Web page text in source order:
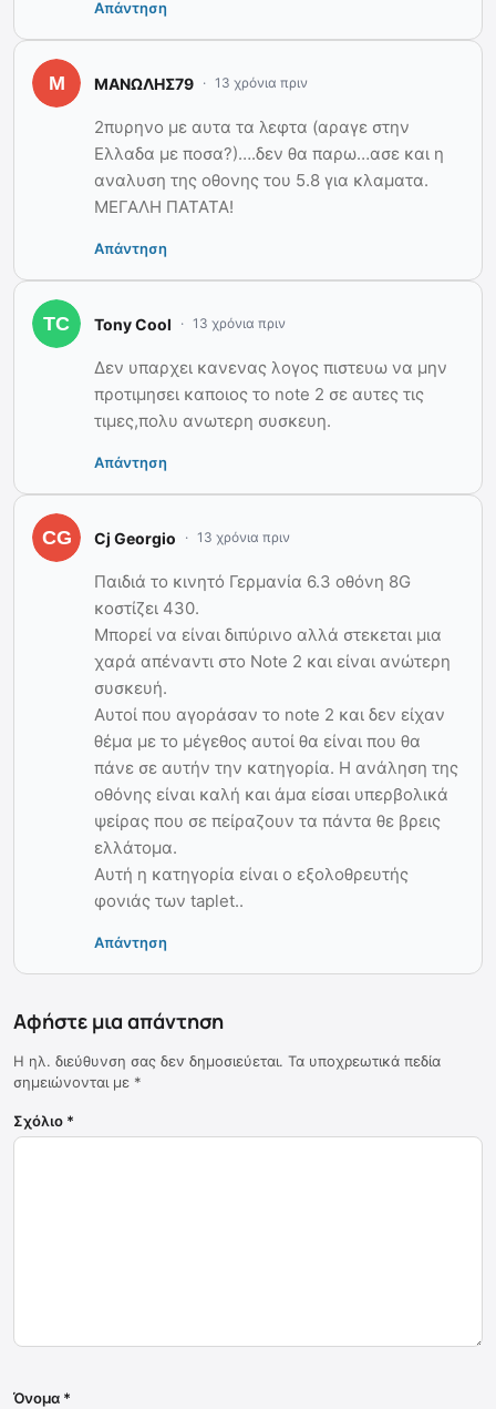
Απάντηση
ΜΑΝΩΛΗΣ79 13 χρόνια πριν
2πυρηνο με αυτα τα λεφτα (αραγε στην
Ελλαδα με ποσα?)….δεν θα παρω…ασε και η
αναλυση της οθονης του 5.8 για κλαματα.
ΜΕΓΑΛΗ ΠΑΤΑΤΑ!
Απάντηση
Tony Cool 13 χρόνια πριν
Δεν υπαρχει κανενας λογος πιστευω να μην
προτιμησει καποιος το note 2 σε αυτες τις
τιμες,πολυ ανωτερη συσκευη.
Απάντηση
Cj Georgio 13 χρόνια πριν
Παιδιά το κινητό Γερμανία 6.3 οθόνη 8G
κοστίζει 430.
Μπορεί να είναι διπύρινο αλλά στεκεται μια
χαρά απέναντι στο Note 2 και είναι ανώτερη
συσκευή.
Αυτοί που αγοράσαν το note 2 και δεν είχαν
θέμα με το μέγεθος αυτοί θα είναι που θα
πάνε σε αυτήν την κατηγορία. Η ανάληση της
οθόνης είναι καλή και άμα είσαι υπερβολικά
ψείρας που σε πείραζουν τα πάντα θε βρεις
ελλάτομα.
Αυτή η κατηγορία είναι ο εξολοθρευτής
φονιάς των taplet..
Απάντηση
Αφήστε μια απάντηση
Η ηλ. διεύθυνση σας δεν δημοσιεύεται. Τα υποχρεωτικά πεδία
σημειώνονται με *
Σχόλιο *
Όνομα *